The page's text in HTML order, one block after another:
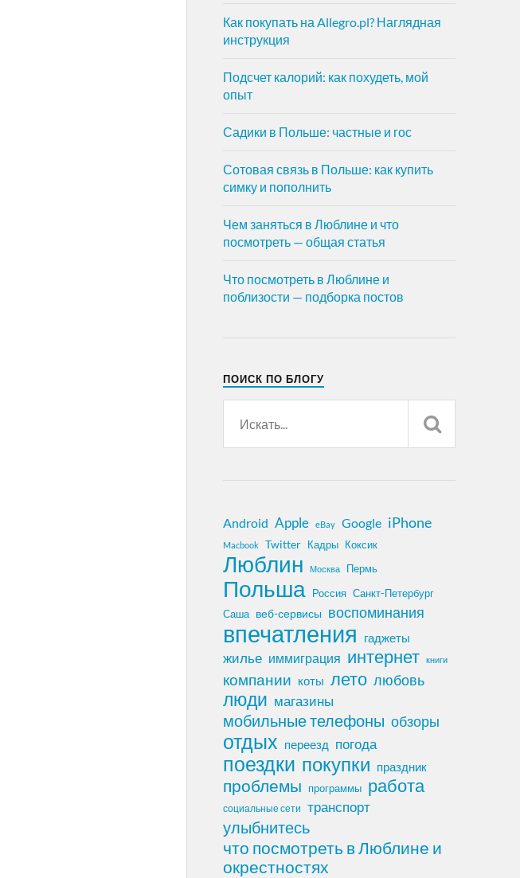
Как покупать на Allegro.pl? Наглядная
инструкция
Подсчет калорий: как похудеть, мой
опыт
Садики в Польше: частные и гос
Сотовая связь в Польше: как купить
симку и пополнить
Чем заняться в Люблине и что
посмотреть — общая статья
Что посмотреть в Люблине и
поблизости — подборка постов
ПОИСК ПО БЛОГУ
Android Apple eBay Google iPhone
Macbook Twitter Кадры Коксик
Люблин Москва Пермь
Польша Россия Санкт-Петербург
Саша веб-сервисы воспоминания
впечатления гаджеты
жилье иммиграция интернет книги
компании коты лето любовь
люди магазины
мобильные телефоны обзоры
отдых переезд погода
поездки покупки праздник
проблемы программы работа
социальные сети транспорт
улыбнитесь
что посмотреть в Люблине и
окрестностях